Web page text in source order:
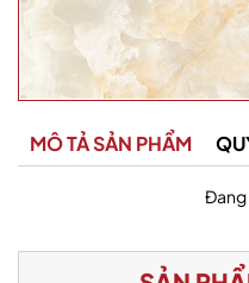
MÔ TẢ SẢN PHẨM
Đang